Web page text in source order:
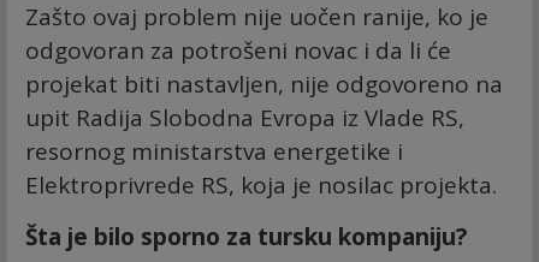
Zašto ovaj problem nije uočen ranije, ko je
odgovoran za potrošeni novac i da li će
projekat biti nastavljen, nije odgovoreno na
upit Radija Slobodna Evropa iz Vlade RS,
resornog ministarstva energetike i
Elektroprivrede RS, koja je nosilac projekta.
Šta je bilo sporno za tursku kompaniju?